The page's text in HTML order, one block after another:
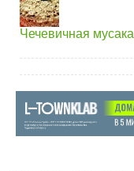
Чечевичная мусака